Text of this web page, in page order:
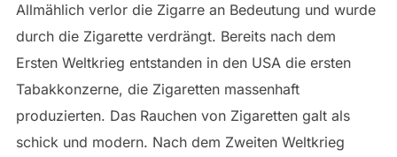
Allmählich verlor die Zigarre an Bedeutung und wurde
durch die Zigarette verdrängt. Bereits nach dem
Ersten Weltkrieg entstanden in den USA die ersten
Tabakkonzerne, die Zigaretten massenhaft
produzierten. Das Rauchen von Zigaretten galt als
schick und modern. Nach dem Zweiten Weltkrieg